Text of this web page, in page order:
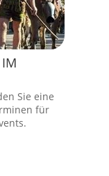
Sie eine
für